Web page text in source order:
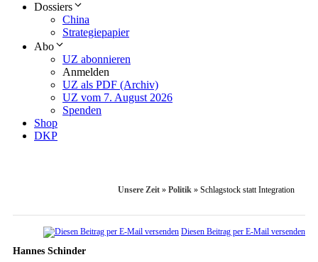
Dossiers
China
Strategiepapier
Abo
UZ abonnieren
Anmelden
UZ als PDF (Archiv)
UZ vom 7. August 2026
Spenden
Shop
DKP
Unsere Zeit » Politik » Schlagstock statt Integration
Diesen Beitrag per E-Mail versenden
Hannes Schinder